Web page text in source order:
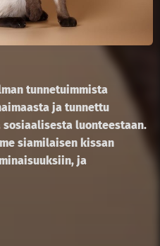
tunnetuimmista
ja tunnettu
luonteestaan.
siamilaisen kissan
ja